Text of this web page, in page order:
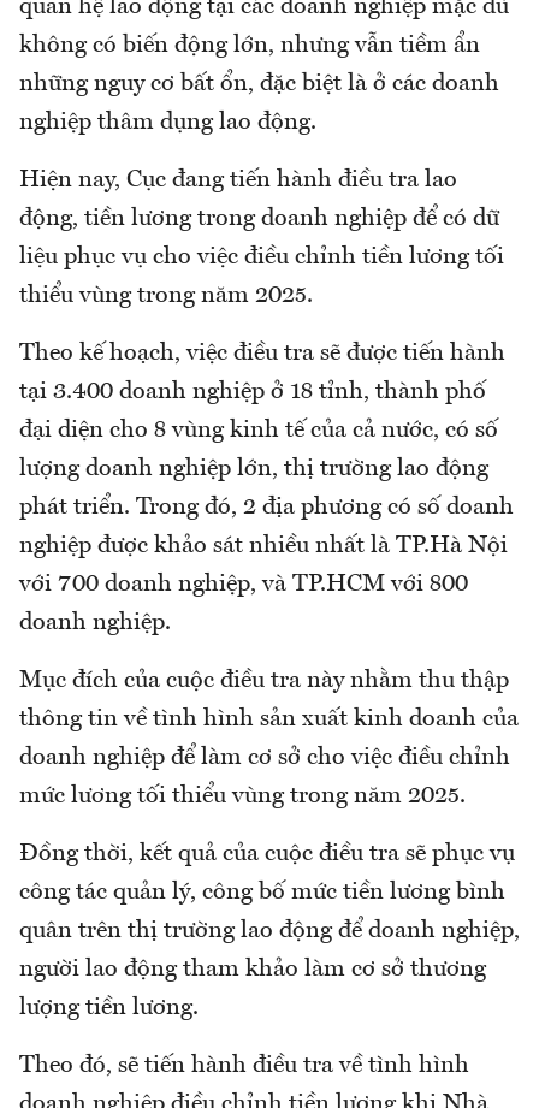
quan hệ lao động tại các doanh nghiệp mặc dù
không có biến động lớn, nhưng vẫn tiềm ẩn
những nguy cơ bất ổn, đặc biệt là ở các doanh
nghiệp thâm dụng lao động.
Hiện nay, Cục đang tiến hành điều tra lao
động, tiền lương trong doanh nghiệp để có dữ
liệu phục vụ cho việc điều chỉnh tiền lương tối
thiểu vùng trong năm 2025.
Theo kế hoạch, việc điều tra sẽ được tiến hành
tại 3.400 doanh nghiệp ở 18 tỉnh, thành phố
đại diện cho 8 vùng kinh tế của cả nước, có số
lượng doanh nghiệp lớn, thị trường lao động
phát triển. Trong đó, 2 địa phương có số doanh
nghiệp được khảo sát nhiều nhất là TP.Hà Nội
với 700 doanh nghiệp, và TP.HCM với 800
doanh nghiệp.
Mục đích của cuộc điều tra này nhằm thu thập
thông tin về tình hình sản xuất kinh doanh của
doanh nghiệp để làm cơ sở cho việc điều chỉnh
mức lương tối thiểu vùng trong năm 2025.
Đồng thời, kết quả của cuộc điều tra sẽ phục vụ
công tác quản lý, công bố mức tiền lương bình
quân trên thị trường lao động để doanh nghiệp,
người lao động tham khảo làm cơ sở thương
lượng tiền lương.
Theo đó, sẽ tiến hành điều tra về tình hình